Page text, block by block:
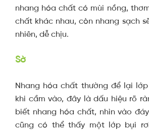
nhang hóa chất có mùi nồng,
chất khác nhau, còn nhang sạch
nhiên, dễ chịu.
Sờ
Nhang hóa chất thường để lại
khi cầm vào, đây là dấu hiệu rõ
biết nhang hóa chất, nhìn vào
cũng có thể thấy một lớp bụi